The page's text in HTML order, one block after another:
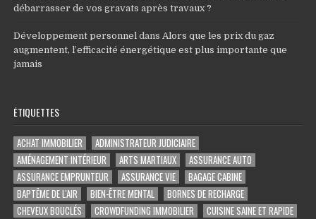
débarrasser de vos gravats après travaux ?
Développement personnel dans Alors que les prix du gaz
augmentent, l’efficacité énergétique est plus importante que
jamais
ÉTIQUETTES
ACHAT IMMOBILIER
ADMINISTRATEUR JUDICIAIRE
AMÉNAGEMENT INTÉRIEUR
ARTS MARTIAUX
ASSURANCE AUTO
ASSURANCE EMPRUNTEUR
ASSURANCE VIE
BAGAGE CABINE
BAPTÊME DE L'AIR
BIEN-ÊTRE MENTAL
BORNES DE RECHARGE
CHEVEUX BOUCLÉS
CROWDFUNDING IMMOBILIER
CUISINE SAINE ET RAPIDE